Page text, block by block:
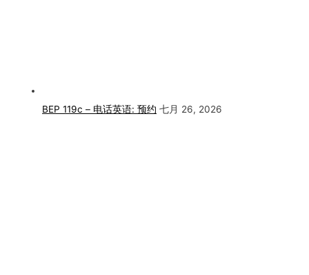
BEP 119c – 电话英语: 预约 七月 26, 2026